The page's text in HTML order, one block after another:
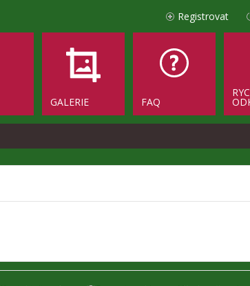
Registrovat
FAQ
GALERIE